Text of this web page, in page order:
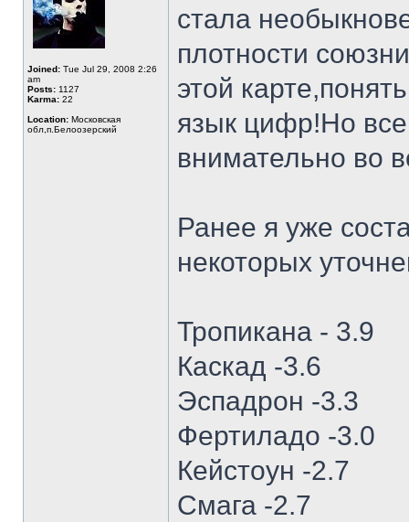
Joined: Tue Jul 29, 2008 2:26
am
Posts: 1127
Karma: 22
Location: Московская
обл,п.Белоозерский
стала
плотности
этой
язык цифр!Но
внимательно во
Ранее я уже
некоторых
Тропикана - 3.9
Каскад -3.6
Эспадрон -3.3
Фертиладо -3.0
Кейстоун -2.7
Смага -2.7